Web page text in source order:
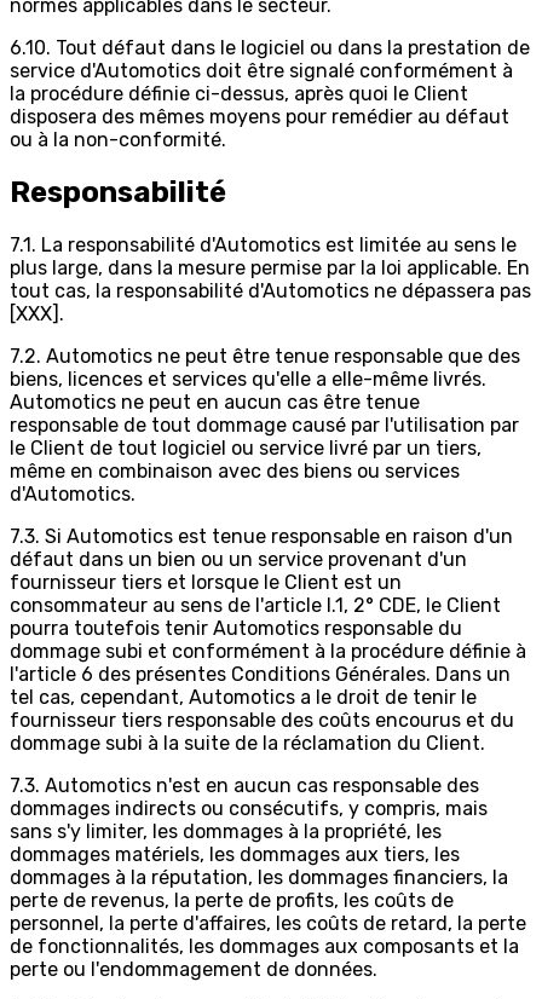
normes applicables dans le secteur.
6.10. Tout défaut dans le logiciel ou dans la prestation de
service d'Automotics doit être signalé conformément à
la procédure définie ci-dessus, après quoi le Client
disposera des mêmes moyens pour remédier au défaut
ou à la non-conformité.
Responsabilité
7.1. La responsabilité d'Automotics est limitée au sens le
plus large, dans la mesure permise par la loi applicable. En
tout cas, la responsabilité d'Automotics ne dépassera pas
[XXX].
7.2. Automotics ne peut être tenue responsable que des
biens, licences et services qu'elle a elle-même livrés.
Automotics ne peut en aucun cas être tenue
responsable de tout dommage causé par l'utilisation par
le Client de tout logiciel ou service livré par un tiers,
même en combinaison avec des biens ou services
d'Automotics.
7.3. Si Automotics est tenue responsable en raison d'un
défaut dans un bien ou un service provenant d'un
fournisseur tiers et lorsque le Client est un
consommateur au sens de l'article I.1, 2° CDE, le Client
pourra toutefois tenir Automotics responsable du
dommage subi et conformément à la procédure définie à
l'article 6 des présentes Conditions Générales. Dans un
tel cas, cependant, Automotics a le droit de tenir le
fournisseur tiers responsable des coûts encourus et du
dommage subi à la suite de la réclamation du Client.
7.3. Automotics n'est en aucun cas responsable des
dommages indirects ou consécutifs, y compris, mais
sans s'y limiter, les dommages à la propriété, les
dommages matériels, les dommages aux tiers, les
dommages à la réputation, les dommages financiers, la
perte de revenus, la perte de profits, les coûts de
personnel, la perte d'affaires, les coûts de retard, la perte
de fonctionnalités, les dommages aux composants et la
perte ou l'endommagement de données.